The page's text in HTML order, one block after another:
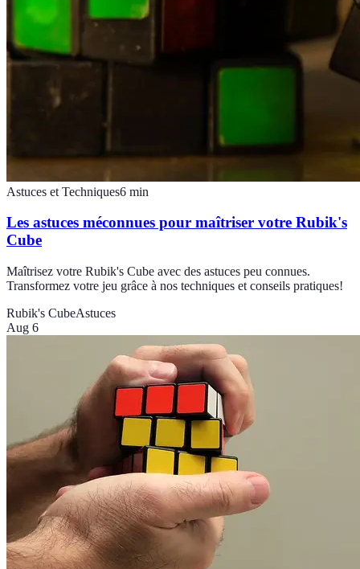
Astuces et Techniques6 min
Les astuces méconnues pour maîtriser votre Rubik's
Cube
Maîtrisez votre Rubik's Cube avec des astuces peu connues.
Transformez votre jeu grâce à nos techniques et conseils pratiques!
Rubik's CubeAstuces
Aug 6